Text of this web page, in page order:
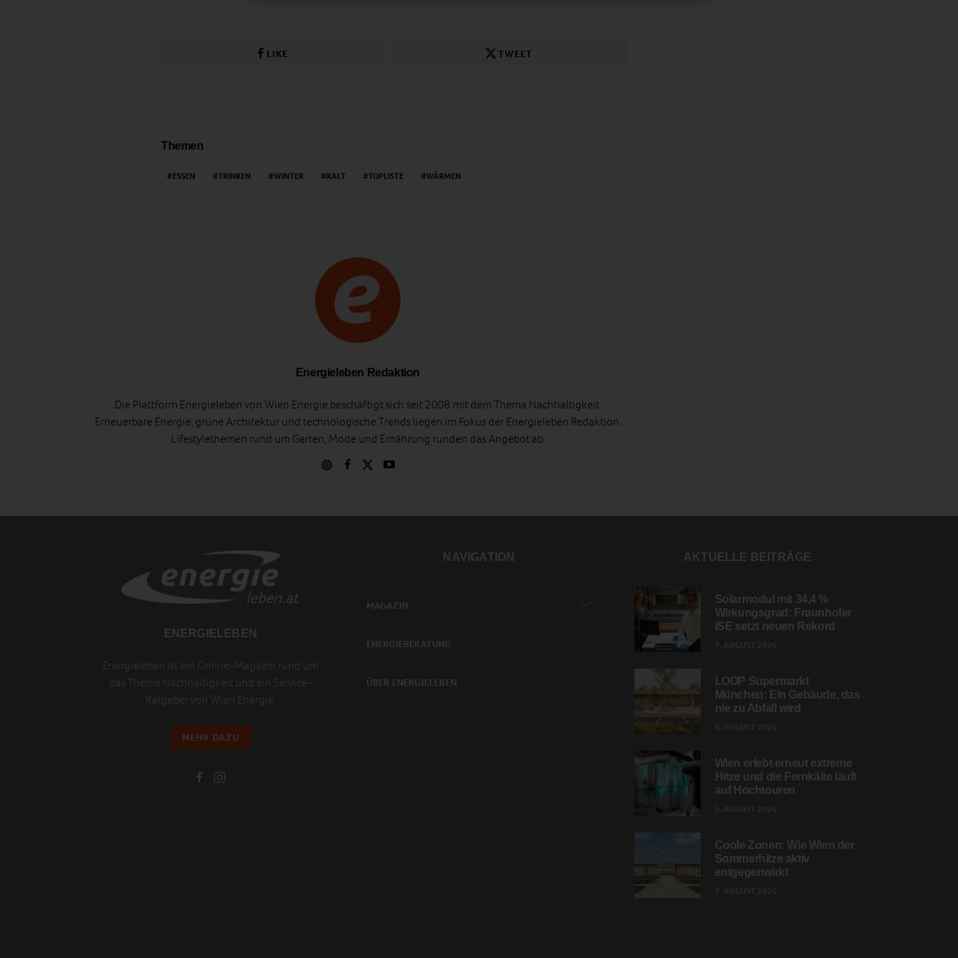
LIKE TWEET
Themen
ESSEN TRINKEN WINTER KALT TOPLISTE WÄRMEN
Energieleben Redaktion
Die Plattform Energieleben von Wien Energie beschäftigt sich seit 2008 mit dem Thema Nachhaltigkeit.
Erneuerbare Energie, grüne Architektur und technologische Trends liegen im Fokus der Energieleben Redaktion.
Lifestylethemen rund um Garten, Mode und Ernährung runden das Angebot ab.
ENERGIELEBEN
Energieleben ist ein Online-Magazin rund um
das Thema Nachhaltigkeit und ein Service-
Ratgeber von Wien Energie.
MEHR DAZU
NAVIGATION
MAGAZIN
ENERGIEBERATUNG
ÜBER ENERGIELEBEN
AKTUELLE BEITRÄGE
Solarmodul mit 34,4 %
Wirkungsgrad: Fraunhofer
ISE setzt neuen Rekord
LOOP Supermarkt
München: Ein Gebäude, das
nie zu Abfall wird
Wien erlebt erneut extreme
Hitze und die Fernkälte läuft
auf Hochtouren
Coole Zonen: Wie Wien der
Sommerhitze aktiv
entgegenwirkt